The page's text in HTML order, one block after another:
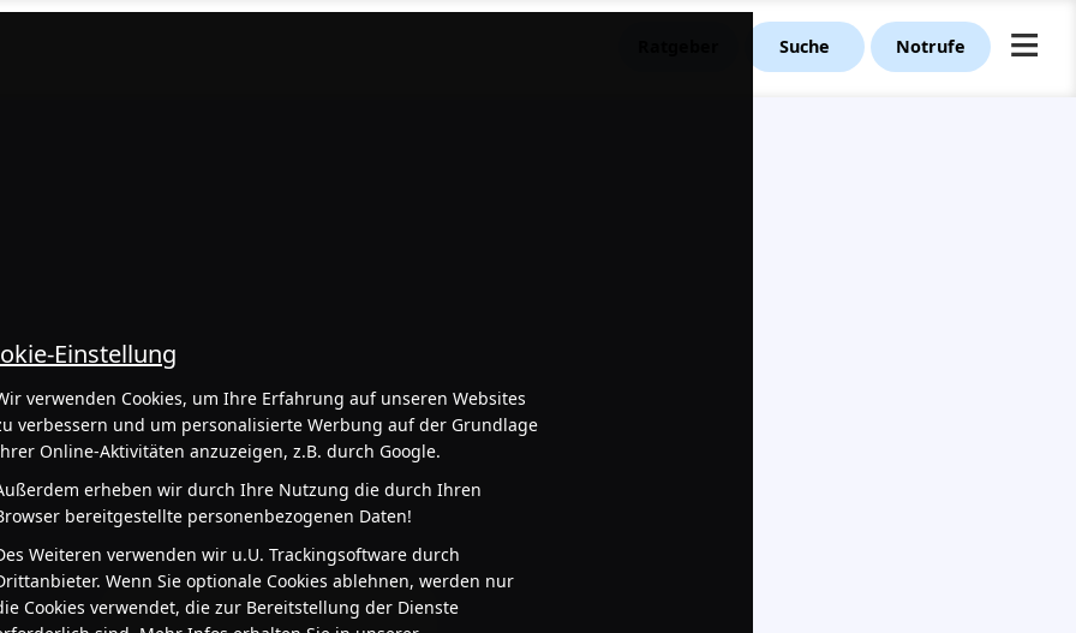
Einstellung
verwenden Cookies, um Ihre Erfahrung auf unseren Websites
verbessern und um personalisierte Werbung auf der Grundlage
Online-Aktivitäten anzuzeigen, z.B. durch Google.
erheben wir durch Ihre Nutzung die durch Ihren
bereitgestellte personenbezogenen Daten!
Weiteren verwenden wir u.U. Trackingsoftware durch
Wenn Sie optionale Cookies ablehnen, werden nur
Cookies verwendet, die zur Bereitstellung der Dienste
Suche Notrufe ≡